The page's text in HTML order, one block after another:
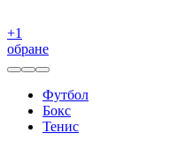
+1
обране
Футбол
Бокс
Тенис